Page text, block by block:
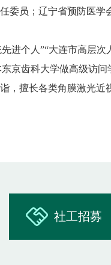
委员；辽宁省预防医学
进个人”“大连市高层次
京齿科大学做高级访
，擅长各类角膜激光
社工招募